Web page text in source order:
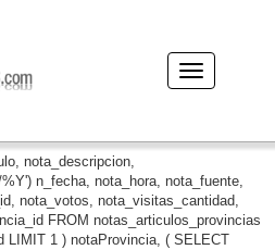
nota_descripcion,
n_fecha, nota_hora, nota_fuente,
nota_votos, nota_visitas_cantidad,
FROM notas_articulos_provincias
LIMIT 1 ) notaProvincia, ( SELECT
Desplegar
navegación